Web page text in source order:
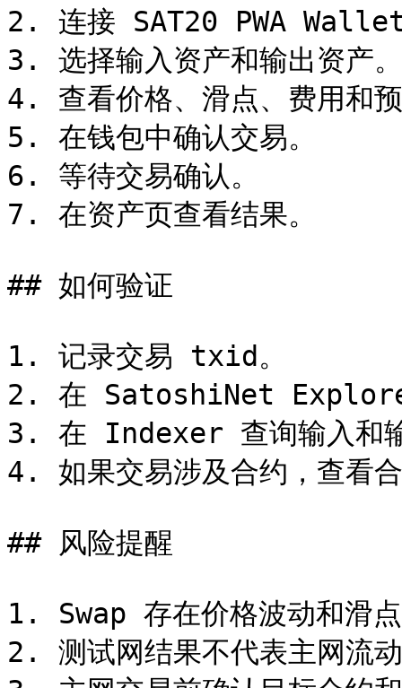
2. 连接 SAT20 PWA
3. 选择输入资产和输出资产。
4. 查看价格、滑点、费用和
5. 在钱包中确认交易。
6. 等待交易确认。
7. 在资产页查看结果。
## 如何验证
1. 记录交易 txid。
2. 在 SatoshiNet
3. 在 Indexer 查询输入和
4. 如果交易涉及合约，查看
## 风险提醒
1. Swap 存在价格波动和滑
2. 测试网结果不代表主网流